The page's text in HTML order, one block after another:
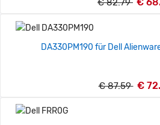
€ 82.79 €
DA330PM190 für Dell
€ 87.59 €